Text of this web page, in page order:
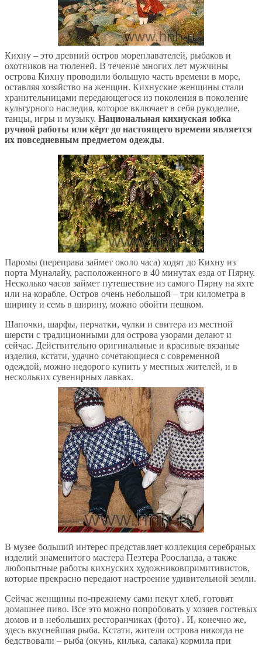
Кихну – это древний остров мореплавателей, рыбаков и
охотников на тюленей. В течение многих лет мужчины
острова Кихну проводили большую часть времени в море,
оставляя хозяйство на женщин. Кихнуские женщины стали
хранительницами передающегося из поколения в поколение
культурного наследия, которое включает в себя рукоделие,
танцы, игры и музыку. Национальная кихнуская юбка
ручной работы или кёрт до настоящего времени является
их повседневным предметом одежды.
Паромы (переправа займет около часа) ходят до Кихну из
порта Муналайу, расположенного в 40 минутах езда от Пярну.
Несколько часов займет путешествие из самого Пярну на яхте
или на корабле. Остров очень небольшой – три километра в
ширину и семь в ширину, можно обойти пешком.
Шапочки, шарфы, перчатки, чулки и свитера из местной
шерсти с традиционными для острова узорами делают и
сейчас. Действительно оригинальные и красивые вязаные
изделия, кстати, удачно сочетающиеся с современной
одеждой, можно недорого купить у местных жителей, и в
нескольких сувенирных лавках.
В музее больший интерес представляет коллекция серебряных
изделий знаменитого мастера Пеэтера Роосланда, а также
любопытные работы кихнуских художниковпримитивистов,
которые прекрасно передают настроение удивительной земли.
Сейчас женщины по-прежнему сами пекут хлеб, готовят
домашнее пиво. Все это можно попробовать у хозяев гостевых
домов и в небольших ресторанчиках (фото) . И, конечно же,
здесь вкуснейшая рыба. Кстати, жители острова никогда не
бедствовали – рыба (окунь, килька, салака) кормила при